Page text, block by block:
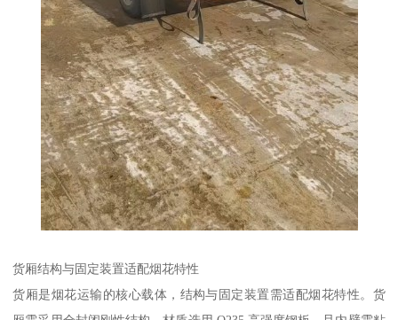
货厢结构与固定装置适配烟花特性​
货厢是烟花运输的核心载体，结构与固定装置需适配烟花特性。货